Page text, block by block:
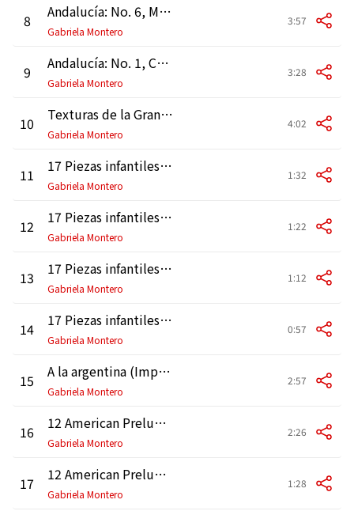
8 Andalucía: No. 6, Malagueña
Gabriela Montero
3:57
9 Andalucía: No. 1, Córdoba
Gabriela Montero
3:28
10 Texturas de la Gran Sabana (Improvisation)
Gabriela Montero
4:02
11 17 Piezas infantiles: No. 12, Angelito negro
Gabriela Montero
1:32
12 17 Piezas infantiles: No. 1, Ancestro 1. Indian
Gabriela Montero
1:22
13 17 Piezas infantiles: No. 2, Ancestro 2. Spanish
Gabriela Montero
1:12
14 17 Piezas infantiles: No. 17, Toccatina
Gabriela Montero
0:57
15 A la argentina (Improvisation)
Gabriela Montero
2:57
16 12 American Preludes, Op. 12: No. 10, Pastoral
Gabriela Montero
2:26
17 12 American Preludes, Op. 12: No. 12, Danza criolla
Gabriela Montero
1:28